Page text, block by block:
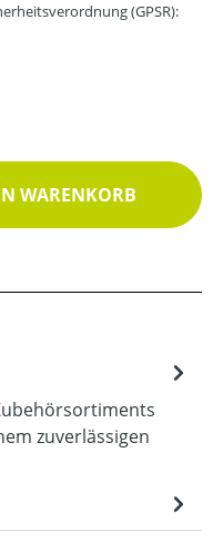
(GPSR):
gewünschten
WARENKORB
zuverlässigen